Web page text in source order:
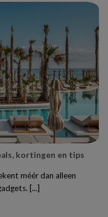
kortingen en tips
méér dan alleen
[...]